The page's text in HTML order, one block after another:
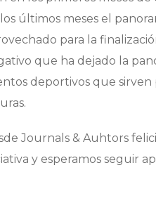
últimos meses el
para la
que ha dejado la
deportivos que sirven
Journals & Auhtors
y esperamos seguir